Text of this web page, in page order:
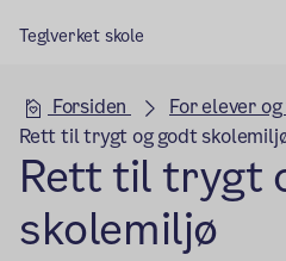
Teglverket skole
Forsiden
For elever
Rett til trygt og godt
Rett til trygt
skolemiljø